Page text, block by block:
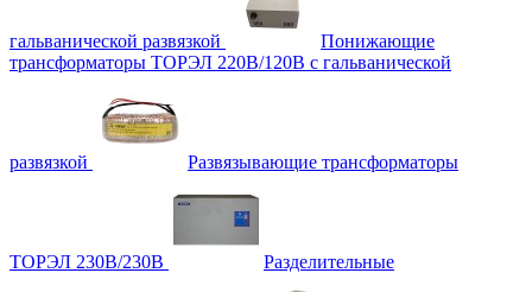
гальванической развязкой
Понижающие
трансформаторы ТОРЭЛ 220В/120В с гальванической
развязкой Развязывающие трансформаторы
ТОРЭЛ 230В/230В Разделительные